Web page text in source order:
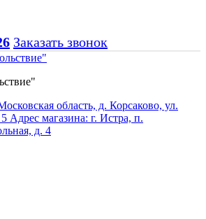
Заказать звонок
область, д. Корсаково, ул.
Адрес магазина: г. Истра, п.
д. 4